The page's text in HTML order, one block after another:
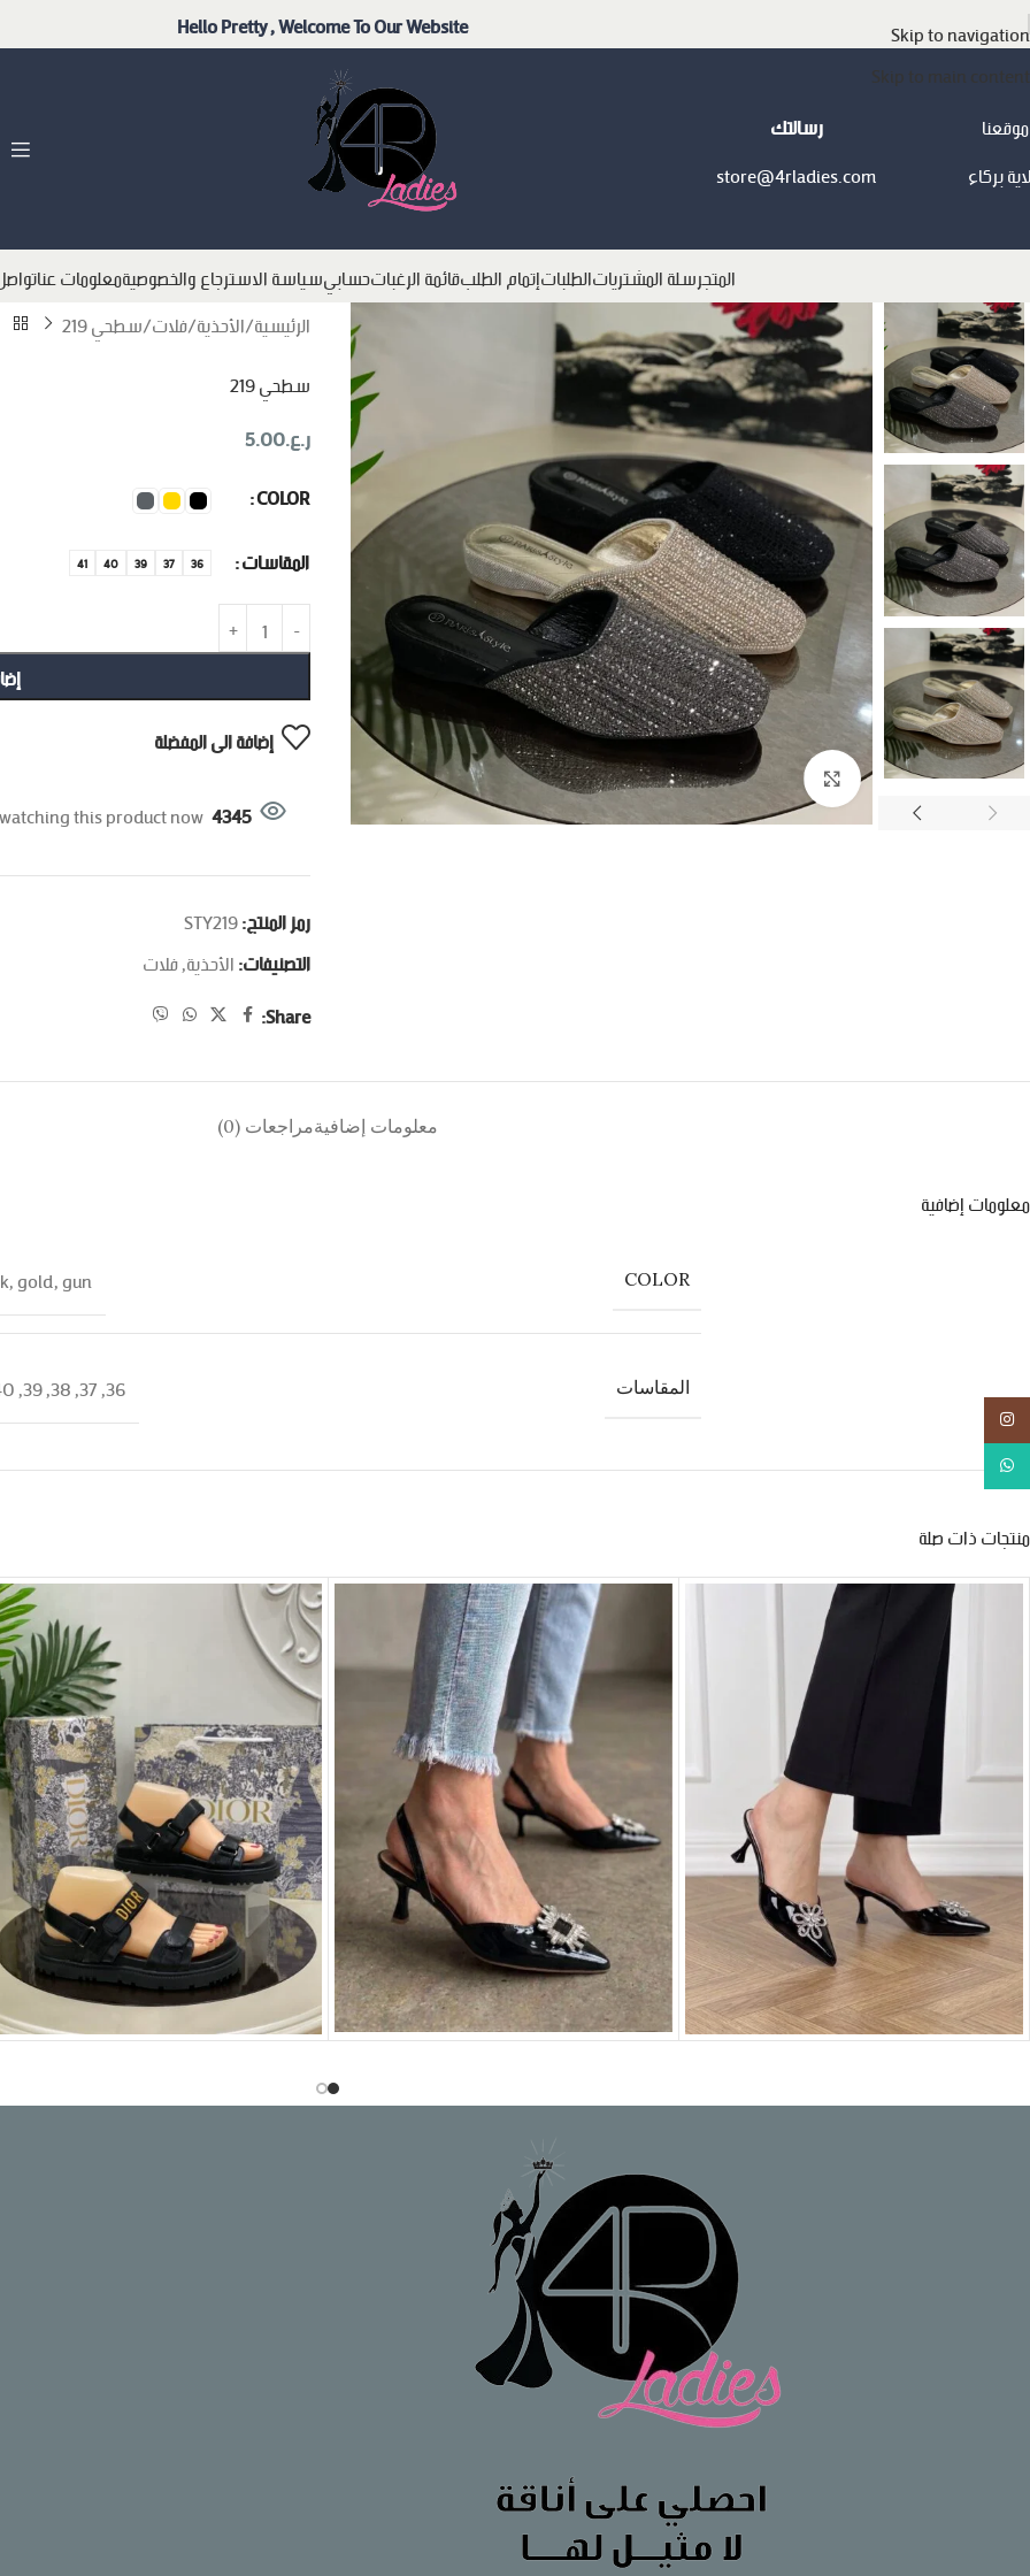
Skip to navigation
Skip to main content
Hello Pretty , Welcome To Our Website
موقعنا
بركاء
رسالتك
store@4rladies.com
المتجرسلة المشترياتالطلباتإتمام الطلبقائمة الرغباتحسابيسياسة الاسترجاع والخصوصيةمعلومات عنا
اضغط للتكبير
الرئيسية الأحذية فلات سطحي 219
سطحي 219
ر.ع.5.00
COLOR
المقاسات
36
37
39
40
41
إضافة الى المفضلة
4345
this product now!
رمز المنتج:STY219
التصنيفات:الأحذية,فلات
Share:
معلومات إضافيةمراجعات (0)
معلومات إضافية
COLOR
,gold,gun
المقاسات 36
,
37
,
38
,
39
,
منتجات ذات صلة
واتس اب